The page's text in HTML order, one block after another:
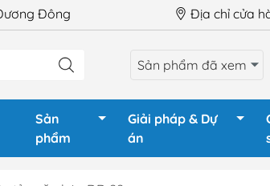
Đông Địa chỉ cửa
Sản phẩm đã xem
Sản
phẩm
Giải pháp & Dự
án